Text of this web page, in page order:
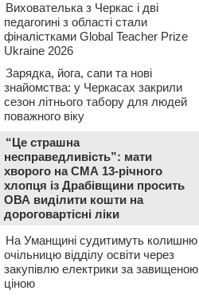
Вихователька з Черкас і дві
педагогині з області стали
фіналістками Global Teacher Prize
Ukraine 2026
Зарядка, йога, сапи та нові
знайомства: у Черкасах закрили
сезон літнього табору для людей
поважного віку
“Це страшна
несправедливість”: мати
хворого на СМА 13-річного
хлопця із Драбівщини просить
ОВА виділити кошти на
дороговартісні ліки
На Уманщині судитимуть колишню
очільницю відділу освіти через
закупівлю електрики за завищеною
ціною